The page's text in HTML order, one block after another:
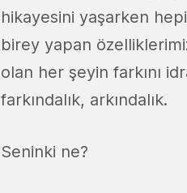
hikayesini yaşarken
birey yapan
olan her şeyin farkını
farkındalık, arkındalık.
Seninki ne?